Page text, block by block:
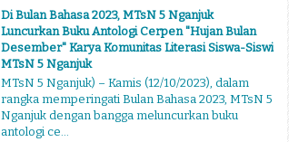
Di Bulan Bahasa 2023, MTsN 5 Nganjuk
Luncurkan Buku Antologi Cerpen "Hujan Bulan
Desember" Karya Komunitas Literasi Siswa-Siswi
MTsN 5 Nganjuk
MTsN 5 Nganjuk) – Kamis (12/10/2023), dalam
rangka memperingati Bulan Bahasa 2023, MTsN 5
Nganjuk dengan bangga meluncurkan buku
antologi ce...